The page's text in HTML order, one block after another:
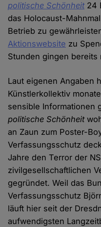
politische Schönheit 24
das Holocaust-
Betrieb zu
Aktionswebsite zu
Stunden gingen bereits
Laut eigenen Angaben
Künstlerkollektiv
sensible Informationen
politische Schönheit
an Zaun zum Poster-
Verfassungsschutz
Jahre den Terror der
zivilgesellschaftlichen
gegründet. Weil das
Verfassungsschutz
läuft hier seit der
aufwendigsten